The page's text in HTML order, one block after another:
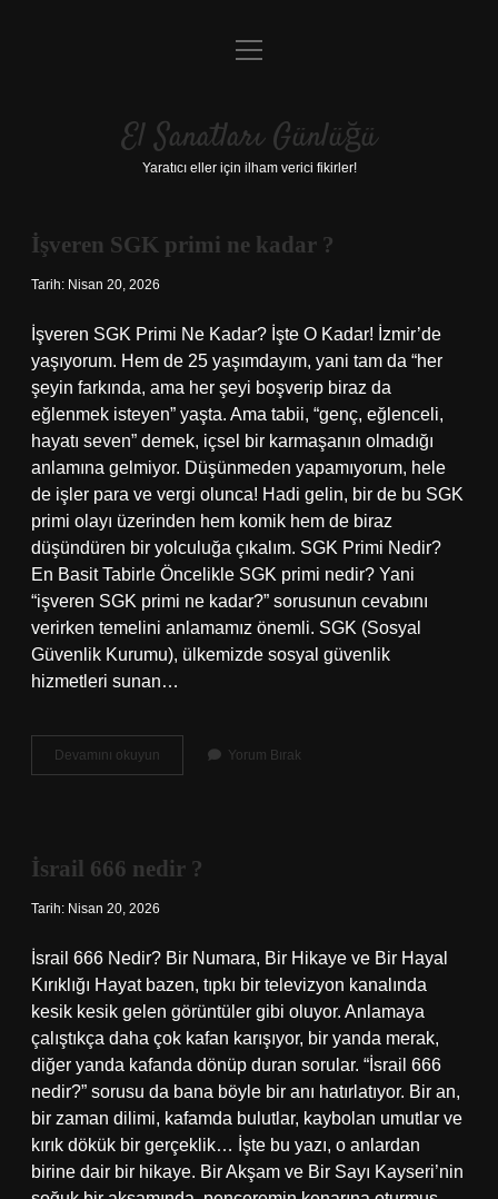
Anasayfa
Yasal Uyarı
menüyü
El Sanatları Günlüğü
Yaratıcı eller için ilham verici fikirler!
El
Günlüğü
Yazılar
İşveren SGK primi ne kadar ?
Tarih: Nisan 20, 2026
İşveren SGK Primi Ne Kadar? İşte O Kadar! İzmir’de
yaşıyorum. Hem de 25 yaşımdayım, yani tam da “her
şeyin farkında, ama her şeyi boşverip biraz da
eğlenmek isteyen” yaşta. Ama tabii, “genç, eğlenceli,
hayatı seven” demek, içsel bir karmaşanın olmadığı
anlamına gelmiyor. Düşünmeden yapamıyorum, hele
de işler para ve vergi olunca! Hadi gelin, bir de bu SGK
primi olayı üzerinden hem komik hem de biraz
düşündüren bir yolculuğa çıkalım. SGK Primi Nedir?
En Basit Tabirle Öncelikle SGK primi nedir? Yani
“işveren SGK primi ne kadar?” sorusunun cevabını
verirken temelini anlamamız önemli. SGK (Sosyal
Güvenlik Kurumu), ülkemizde sosyal güvenlik
hizmetleri sunan…
Devamını okuyun
SGK
Yorum Bırak
İsrail 666 nedir ?
Tarih: Nisan 20, 2026
İsrail 666 Nedir? Bir Numara, Bir Hikaye ve Bir Hayal
Kırıklığı Hayat bazen, tıpkı bir televizyon kanalında
kesik kesik gelen görüntüler gibi oluyor. Anlamaya
çalıştıkça daha çok kafan karışıyor, bir yanda merak,
diğer yanda kafanda dönüp duran sorular. “İsrail 666
nedir?” sorusu da bana böyle bir anı hatırlatıyor. Bir an,
bir zaman dilimi, kafamda bulutlar, kaybolan umutlar ve
kırık dökük bir gerçeklik… İşte bu yazı, o anlardan
birine dair bir hikaye. Bir Akşam ve Bir Sayı Kayseri’nin